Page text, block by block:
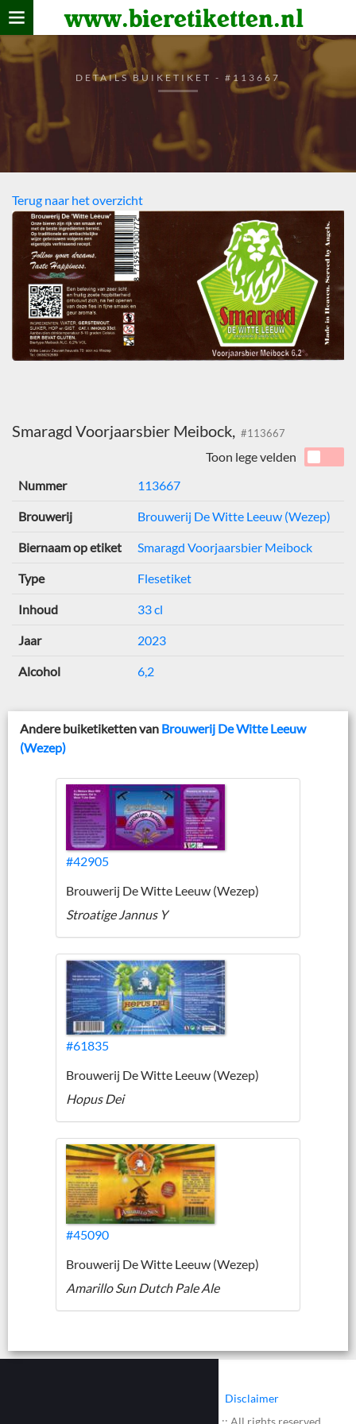
www.bieretiketten.nl
Home
verzamelen
De bierkaart
Bezoekers
DETAILS BUIKETIKET - #113667
Terug naar het overzicht
Smaragd Voorjaarsbier Meibock, #113667
Toon lege velden
Nummer
113667
Brouwerij Brouwerij De Witte Leeuw (Wezep)
Biernaam op etiket Smaragd Voorjaarsbier Meibock
Type Flesetiket
Inhoud 33 cl
Jaar 2023
Alcohol 6,2
Andere buiketiketten van Brouwerij De Witte Leeuw
(Wezep)
#42905
Brouwerij De Witte Leeuw (Wezep)
Stroatige Jannus Y
#61835
Brouwerij De Witte Leeuw (Wezep)
Hopus Dei
#45090
Brouwerij De Witte Leeuw (Wezep)
Amarillo Sun Dutch Pale Ale
Disclaimer
© 2002 - 2026 :: www.bieretiketten.nl :: All rights reserved.